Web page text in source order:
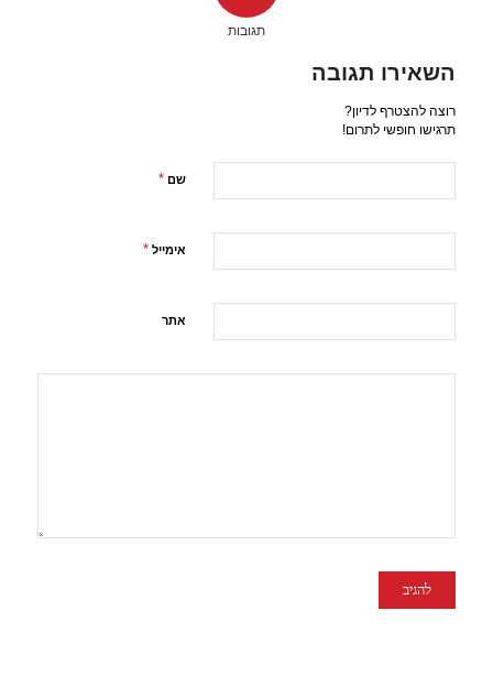
תגובות
השאירו תגובה
רוצה להצטרף לדיון?
תרגישו חופשי לתרום!
שם *
אימייל *
אתר